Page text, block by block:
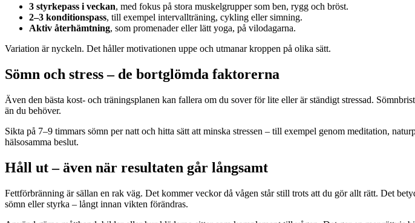
3 styrkepass i veckan, med fokus på stora muskelgrupper som ben, rygg och bröst.
2–3 konditionspass, till exempel intervallträning, cykling eller simning.
Aktiv återhämtning, som promenader eller lätt yoga, på vilodagarna.
Variation är nyckeln. Det håller motivationen uppe och utmanar kroppen på olika sätt.
Sömn och stress – de bortglömda faktorerna
Även den bästa kost- och träningsplanen kan fallera om du sover för lite eller är ständigt stressad.
än du behöver.
Sikta på 7–9 timmars sömn per natt och hitta sätt att minska stressen – till exempel genom meditation,
hälsosamma beslut.
Håll ut – även när resultaten går långsamt
Fettförbränning är sällan en rak väg. Det kommer veckor då vågen står still trots att du gör allt rätt. Det
sömn eller styrka – långt innan vikten förändras.